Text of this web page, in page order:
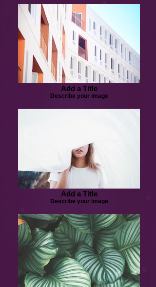
Add a Title
Describe your image
Add a Title
Describe your image